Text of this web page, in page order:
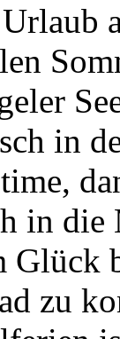
in
in
zu